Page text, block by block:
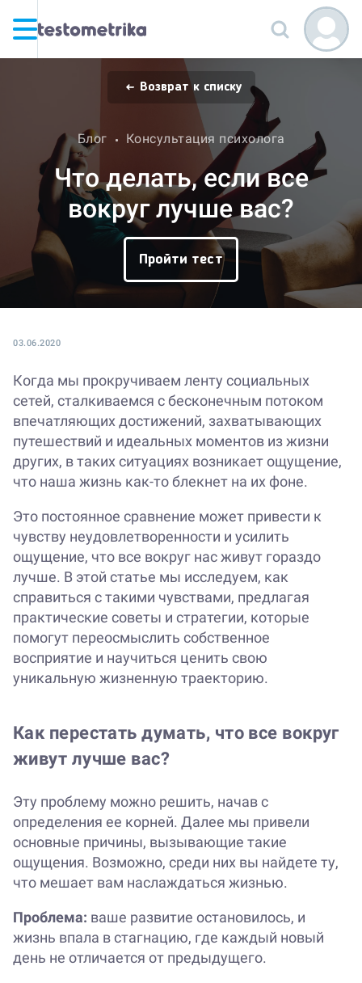
Возврат к списку
Блог Консультация психолога
Что делать, если все
вокруг лучше вас?
Пройти тест
03.06.2020
Когда мы прокручиваем ленту социальных
сетей, сталкиваемся с бесконечным потоком
впечатляющих достижений, захватывающих
путешествий и идеальных моментов из жизни
других, в таких ситуациях возникает ощущение,
что наша жизнь как-то блекнет на их фоне.
Это постоянное сравнение может привести к
чувству неудовлетворенности и усилить
ощущение, что все вокруг нас живут гораздо
лучше. В этой статье мы исследуем, как
справиться с такими чувствами, предлагая
практические советы и стратегии, которые
помогут переосмыслить собственное
восприятие и научиться ценить свою
уникальную жизненную траекторию.
Как перестать думать, что все вокруг
живут лучше вас?
Эту проблему можно решить, начав с
определения ее корней. Далее мы привели
основные причины, вызывающие такие
ощущения. Возможно, среди них вы найдете ту,
что мешает вам наслаждаться жизнью.
Проблема: ваше развитие остановилось, и
жизнь впала в стагнацию, где каждый новый
день не отличается от предыдущего.